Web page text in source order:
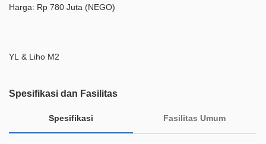
Harga: Rp 780 Juta (NEGO)
YL & Liho M2
Spesifikasi dan Fasilitas
Spesifikasi Fasilitas Umum